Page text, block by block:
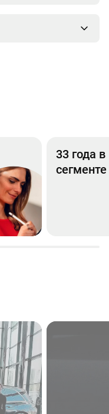
33 года
сегменте